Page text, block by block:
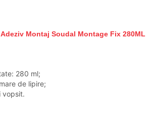
Montaj Soudal Montage Fix 280ML
280 ml;
de lipire;
vopsit.